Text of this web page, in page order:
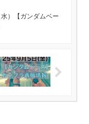
）【ガンダムベー